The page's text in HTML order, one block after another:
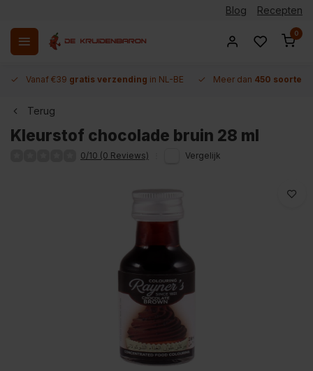
Blog Recepten
0
Vanaf €39 gratis verzending in NL-BE Meer dan 450 soorten
Terug
Kleurstof chocolade bruin 28 ml
0/10 (0 Reviews) Vergelijk